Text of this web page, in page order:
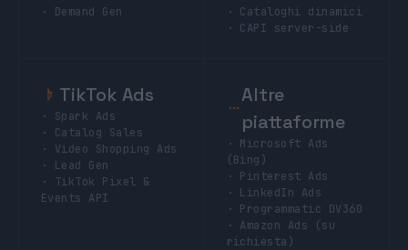
· Demand Gen
· Cataloghi dinamici
· CAPI server-side
TikTok Ads
· Spark Ads
· Catalog Sales
· Video Shopping Ads
· Lead Gen
· TikTok Pixel &
Events API
Altre
piattaforme
· Microsoft Ads
(Bing)
· Pinterest Ads
· LinkedIn Ads
· Programmatic DV360
· Amazon Ads (su
richiesta)